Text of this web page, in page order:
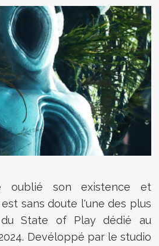
oublié son existence et
sans doute l'une des plus
du State of Play dédié au
Devéloppé par le studio